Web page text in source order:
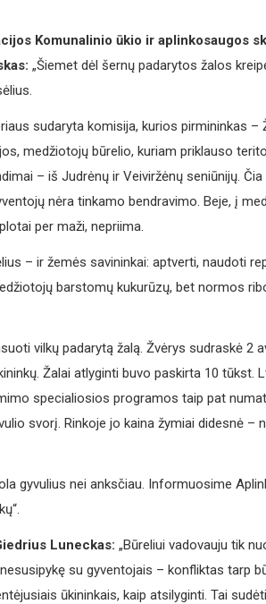
Komunalinio ūkio ir aplinkosaugos
„Šiemet dėl šernų padarytos žalos
sudaryta komisija, kurios pirmininkas –
medžiotojų būrelio, kuriam priklauso
– iš Judrėnų ir Veiviržėnų seniūnijų. Čia
nėra tinkamo bendravimo. Beje, į
per maži, nepriima.
– ir žemės savininkai: aptverti, naudoti
barstomų kukurūzų, bet normos
vilkų padarytą žalą. Žvėrys sudraskė 2
Žalai atlyginti buvo paskirta 10 tūkst.
specialiosios programos taip pat
svorį. Rinkoje jo kaina žymiai didesnė –
gyvulius nei anksčiau. Informuosime
Luneckas: „Būreliui vadovauju tik
su gyventojais – konfliktas tarp
ūkininkais, kaip atsilyginti. Tai